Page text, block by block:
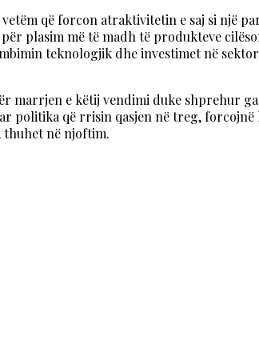
që forcon atraktivitetin e saj si një
plasim më të madh të produkteve
teknologjik dhe investimet në
marrjen e këtij vendimi duke shprehur
politika që rrisin qasjen në treg,
thuhet në njoftim.